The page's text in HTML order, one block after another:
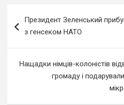
записів
Президент Зеленський
з генсеком НАТО
Нащадки німців-колоністів
громаду і